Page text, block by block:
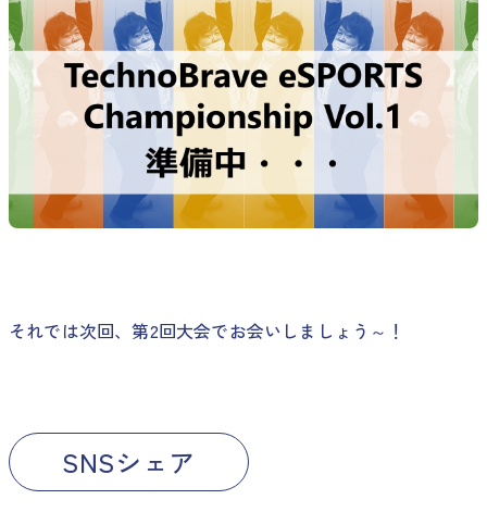
それでは次回、第2回大会でお会いしましょう～！
SNSシェア